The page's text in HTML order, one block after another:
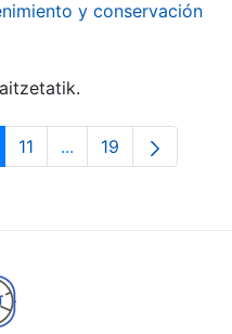
y conservación
Pages Use TAB to
Orrialdea
11 ...Intermediate Pages
Orrialdea
19